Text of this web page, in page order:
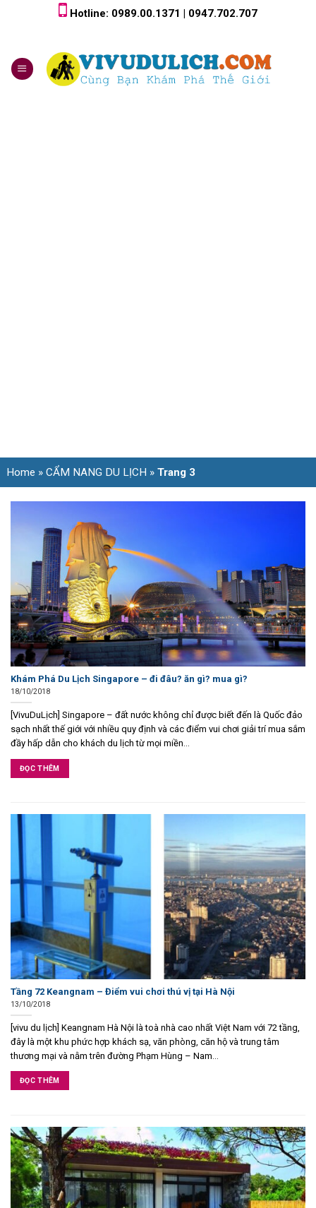
Hotline: 0989.00.1371 | 0947.702.707
Home » CẨM NANG DU LỊCH » Trang 3
Khám Phá Du Lịch Singapore – đi đâu? ăn gì? mua gì?
18/10/2018
[VivuDuLịch] Singapore – đất nước không chỉ được biết đến là Quốc đảo
sạch nhất thế giới với nhiều quy định và các điểm vui chơi giải trí mua sắm
đầy hấp dẫn cho khách du lịch từ mọi miền...
ĐỌC THÊM
Tầng 72 Keangnam – Điểm vui chơi thú vị tại Hà Nội
13/10/2018
[vivu du lịch] Keangnam Hà Nội là toà nhà cao nhất Việt Nam với 72 tầng,
đây là một khu phức hợp khách sạ, văn phòng, căn hộ và trung tâm
thương mại và nằm trên đường Phạm Hùng – Nam...
ĐỌC THÊM